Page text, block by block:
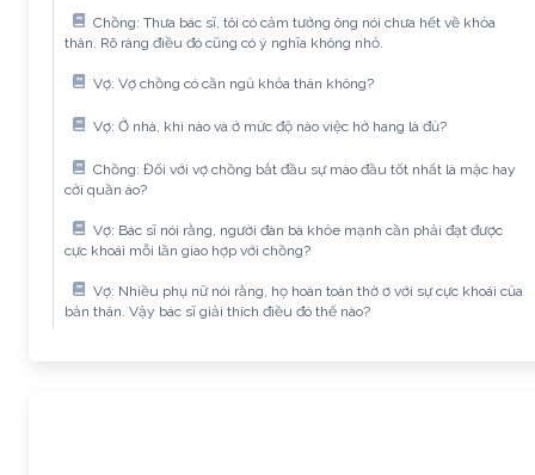
Chồng: Thưa bác sĩ, tôi có cảm tưởng ông nói chưa hết về khỏa
thân. Rõ ràng điều đó cũng có ý nghĩa không nhỏ.
Vợ: Vợ chồng có cần ngủ khỏa thân không?
Vợ: Ở nhà, khi nào và ở mức độ nào việc hở hang là đủ?
Chồng: Đối với vợ chồng bắt đầu sự mào đầu tốt nhất là mặc hay
cởi quần áo?
Vợ: Bác sĩ nói rằng, người đàn bà khỏe mạnh cần phải đạt được
cực khoái mỗi lần giao hợp với chồng?
Vợ: Nhiều phụ nữ nói rằng, họ hoàn toàn thờ ơ với sự cực khoái của
bản thân. Vậy bác sĩ giải thích điều đó thế nào?